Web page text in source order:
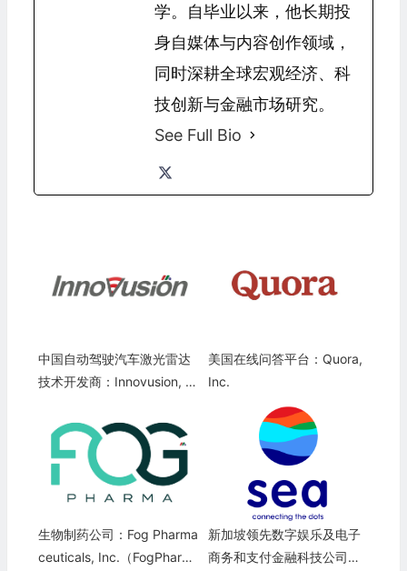
学。自毕业以来，他长期投
身自媒体与内容创作领域，
同时深耕全球宏观经济、科
技创新与金融市场研究。
See Full Bio
中国自动驾驶汽车激光雷达
技术开发商：Innovusion, In
美国在线问答平台：Quora,
Inc.
生物制药公司：Fog Pharma
ceuticals, Inc.（FogPharm
新加坡领先数字娱乐及电子
商务和支付金融科技公司：